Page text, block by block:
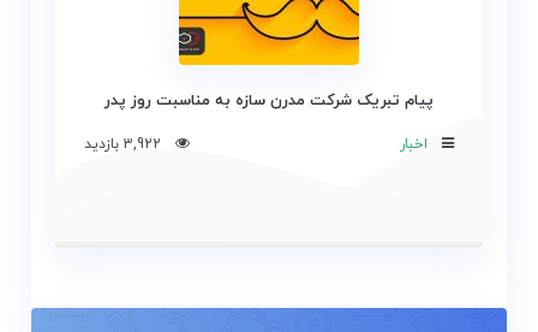
پیام تبریک شرکت مدرن سازه به مناسبت روز پدر
اخبار 3,922 بازدید